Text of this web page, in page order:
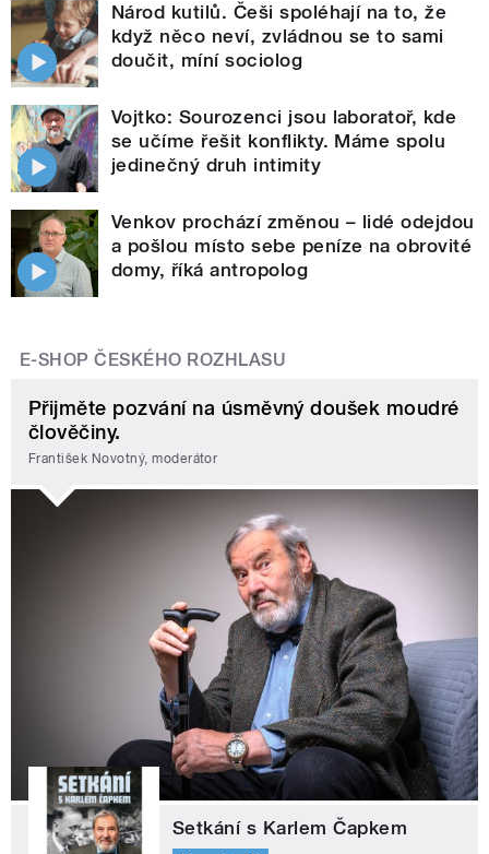
Národ kutilů. Češi spoléhají na to, že
když něco neví, zvládnou se to sami
doučit, míní sociolog
Vojtko: Sourozenci jsou laboratoř, kde
se učíme řešit konflikty. Máme spolu
jedinečný druh intimity
Venkov prochází změnou – lidé odejdou
a pošlou místo sebe peníze na obrovité
domy, říká antropolog
E-SHOP ČESKÉHO ROZHLASU
Přijměte pozvání na úsměvný doušek moudré
člověčiny.
František Novotný, moderátor
Setkání s Karlem Čapkem